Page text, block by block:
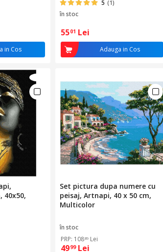
in Cos
5 (1)
în stoc
5501 Lei
Adauga in Cos
40x50,
Set pictura dupa numere cu
peisaj, Artnapi, 40 x 50 cm,
Multicolor
în stoc
PRP: 10889 Lei
4999 Lei